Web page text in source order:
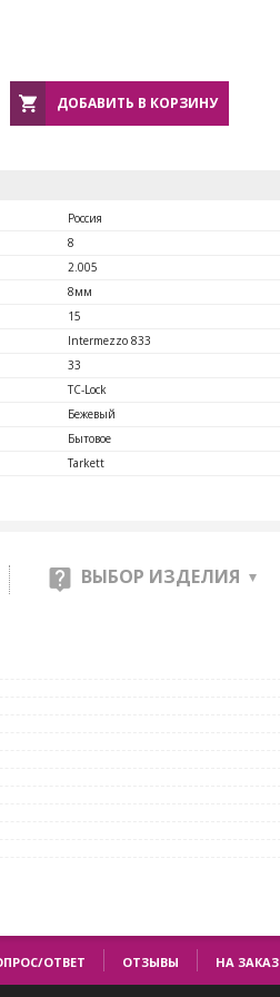
ДОБАВИТЬ В КОРЗИНУ
Россия
8
2.005
8мм
15
Intermezzo 833
33
TС-Lock
Бежевый
Бытовое
Tarkett
ВЫБОР ИЗДЕЛИЯ
ОТВЕТ ОТЗЫВЫ НА ЗАКАЗ